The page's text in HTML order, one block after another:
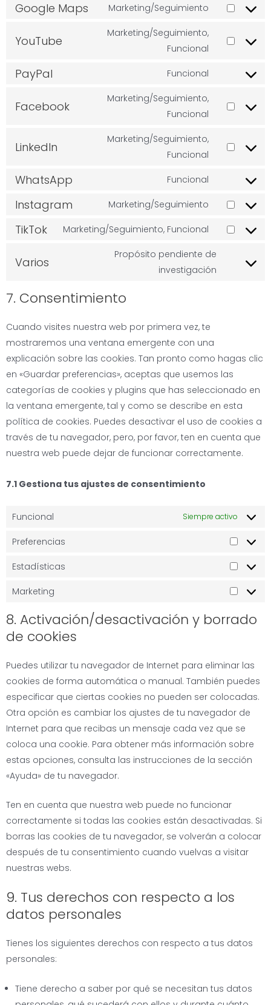
Google Maps Marketing/Seguimiento
YouTube
Marketing/Seguimiento,
Funcional
PayPal Funcional
Facebook
Marketing/Seguimiento,
Funcional
LinkedIn
Marketing/Seguimiento,
Funcional
WhatsApp Funcional
Instagram Marketing/Seguimiento
TikTok Marketing/Seguimiento, Funcional
Varios
Propósito pendiente de
investigación
7. Consentimiento
Cuando visites nuestra web por primera vez, te
mostraremos una ventana emergente con una
explicación sobre las cookies. Tan pronto como hagas clic
en «Guardar preferencias», aceptas que usemos las
categorías de cookies y plugins que has seleccionado en
la ventana emergente, tal y como se describe en esta
política de cookies. Puedes desactivar el uso de cookies a
través de tu navegador, pero, por favor, ten en cuenta que
nuestra web puede dejar de funcionar correctamente.
7.1 Gestiona tus ajustes de consentimiento
Funcional Siempre activo
Preferencias
Estadísticas
Marketing
8. Activación/desactivación y borrado
de cookies
Puedes utilizar tu navegador de Internet para eliminar las
cookies de forma automática o manual. También puedes
especificar que ciertas cookies no pueden ser colocadas.
Otra opción es cambiar los ajustes de tu navegador de
Internet para que recibas un mensaje cada vez que se
coloca una cookie. Para obtener más información sobre
estas opciones, consulta las instrucciones de la sección
«Ayuda» de tu navegador.
Ten en cuenta que nuestra web puede no funcionar
correctamente si todas las cookies están desactivadas. Si
borras las cookies de tu navegador, se volverán a colocar
después de tu consentimiento cuando vuelvas a visitar
nuestras webs.
9. Tus derechos con respecto a los
datos personales
Tienes los siguientes derechos con respecto a tus datos
personales:
Tiene derecho a saber por qué se necesitan tus datos